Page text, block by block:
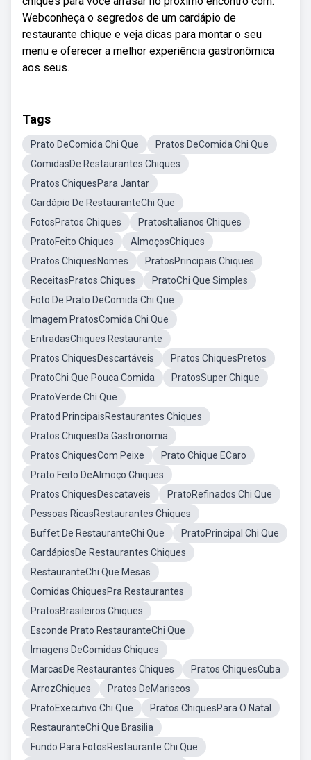
Webconheça o segredos de um cardápio de
restaurante chique e veja dicas para montar o seu
menu e oferecer a melhor experiência gastronômica
aos seus.
Tags
Prato DeComida Chi Que
Pratos DeComida Chi Que
ComidasDe Restaurantes Chiques
Pratos ChiquesPara Jantar
Cardápio De RestauranteChi Que
FotosPratos Chiques
PratosItalianos Chiques
PratoFeito Chiques
AlmoçosChiques
Pratos ChiquesNomes
PratosPrincipais Chiques
ReceitasPratos Chiques
PratoChi Que Simples
Foto De Prato DeComida Chi Que
Imagem PratosComida Chi Que
EntradasChiques Restaurante
Pratos ChiquesDescartáveis
Pratos ChiquesPretos
PratoChi Que Pouca Comida
PratosSuper Chique
PratoVerde Chi Que
Pratod PrincipaisRestaurantes Chiques
Pratos ChiquesDa Gastronomia
Pratos ChiquesCom Peixe
Prato Chique ECaro
Prato Feito DeAlmoço Chiques
Pratos ChiquesDescataveis
PratoRefinados Chi Que
Pessoas RicasRestaurantes Chiques
Buffet De RestauranteChi Que
PratoPrincipal Chi Que
CardápiosDe Restaurantes Chiques
RestauranteChi Que Mesas
Comidas ChiquesPra Restaurantes
PratosBrasileiros Chiques
Esconde Prato RestauranteChi Que
Imagens DeComidas Chiques
MarcasDe Restaurantes Chiques
Pratos ChiquesCuba
ArrozChiques
Pratos DeMariscos
PratoExecutivo Chi Que
Pratos ChiquesPara O Natal
RestauranteChi Que Brasilia
Fundo Para FotosRestaurante Chi Que